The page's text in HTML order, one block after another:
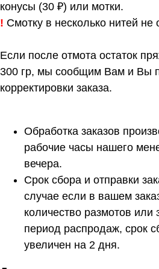
конусы (30 ₽) или мотки.
! Смотку в несколько нитей
Если после отмота остаток
300 гр, мы сообщим Вам и Вы
корректировки заказа.
Обработка заказов
рабочие часы нашего
вечера.
Срок сбора и отправки
случае если в вашем
количество размотов
период распродаж, срок
увеличен на 2 дня.